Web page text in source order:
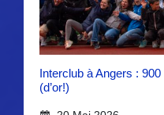
Interclub à Angers :
(d’or!)